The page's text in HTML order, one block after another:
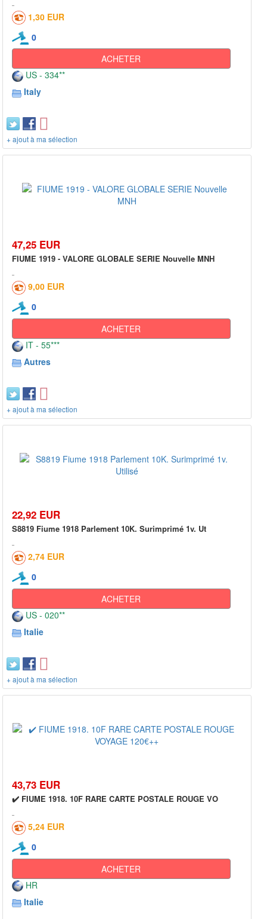
1,30 EUR
0
ACHETER
US - 334**
Italy
+ ajout à ma sélection
47,25 EUR
FIUME 1919 - VALORE GLOBALE SERIE Nouvelle MNH
9,00 EUR
0
ACHETER
IT - 55***
Autres
+ ajout à ma sélection
22,92 EUR
S8819 Fiume 1918 Parlement 10K. Surimprimé 1v. Ut
2,74 EUR
0
ACHETER
US - 020**
Italie
+ ajout à ma sélection
43,73 EUR
✔️ FIUME 1918. 10F RARE CARTE POSTALE ROUGE VO
5,24 EUR
0
ACHETER
HR
Italie